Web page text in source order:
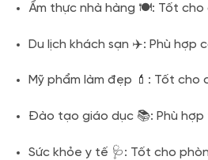
Ẩm thực nhà hàng 🍽️: Tốt cho
Du lịch khách sạn ✈️: Phù hợp
Mỹ phẩm làm đẹp 💄: Tốt cho
Đào tạo giáo dục 📚: Phù
Sức khỏe y tế 🩺: Tốt cho